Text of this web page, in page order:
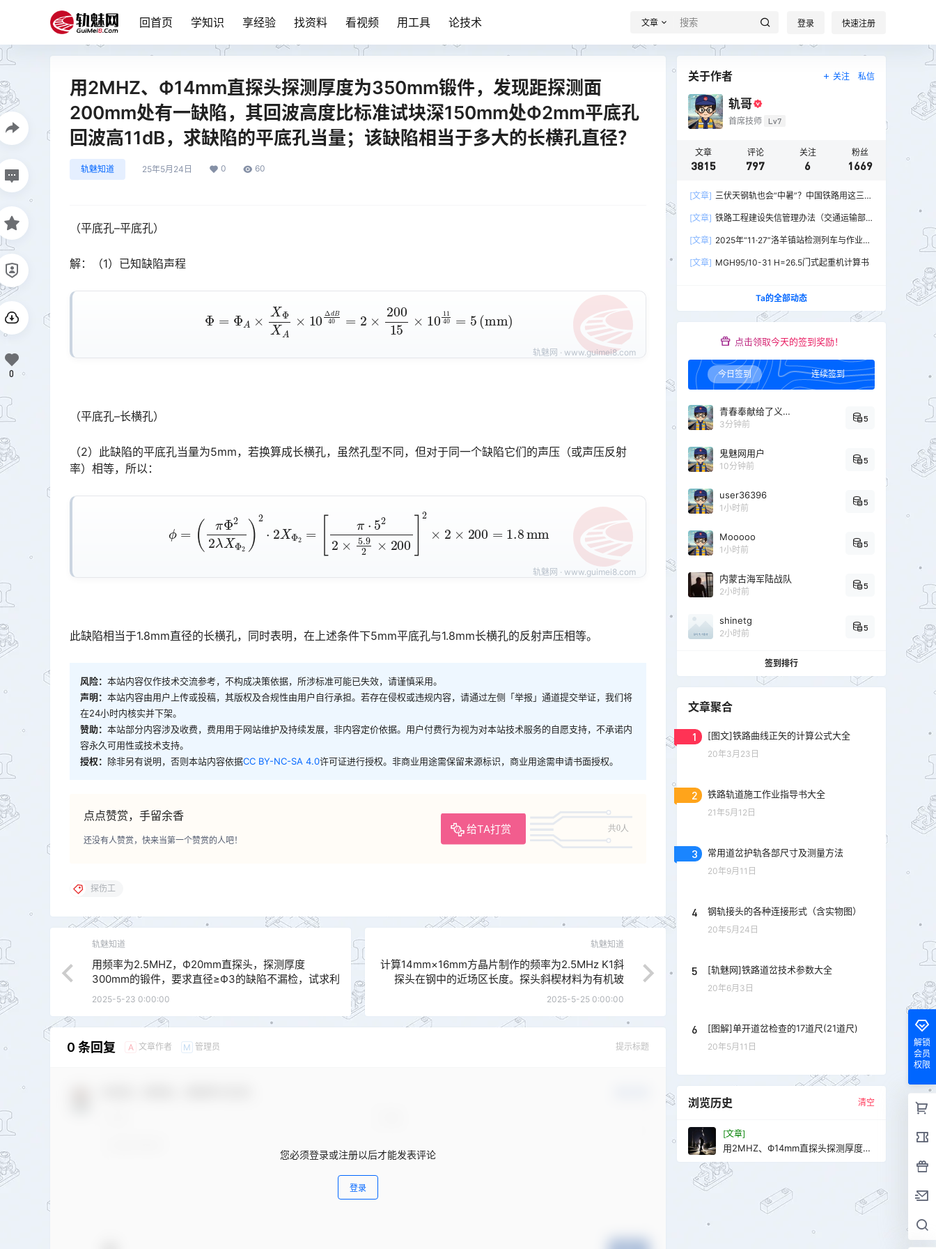
回首页 学知识 享经验 找资料 看视频 用工具 论技术 文章 登录 快速注册
用2MHZ、Ф14mm直探头探测厚度为350mm锻件，发现距探测面
200mm处有一缺陷，其回波高度比标准试块深150mm处Ф2mm平底孔
回波高11dB，求缺陷的平底孔当量；该缺陷相当于多大的长横孔直径？
轨魅知道 25年5月24日 0 60
（平底孔–平底孔）
解：（1）已知缺陷声程
Φ=ΦA×XΦXA×10ΔdB40=2×20015×101140=5(mm)
（平底孔–长横孔）
（2）此缺陷的平底孔当量为5mm，若换算成长横孔，虽然孔型不同，但对于同一个缺陷它们的声压（或声压反射
率）相等，所以：
ϕ=(πΦ22λXΦ2)2⋅2XΦ2=[π⋅522×5.92×200]2×2×200=1.8mm
此缺陷相当于1.8mm直径的长横孔，同时表明，在上述条件下5mm平底孔与1.8mm长横孔的反射声压相等。
风险： 本站内容仅作技术交流参考，不构成决策依据，所涉标准可能已失效，请谨慎采用。
声明： 本站内容由用户上传或投稿，其版权及合规性由用户自行承担。若存在侵权或违规内容，请通过左侧「举报」通道提交举证，我们将
在24小时内核实并下架。
赞助： 本站部分内容涉及收费，费用用于网站维护及持续发展，非内容定价依据。用户付费行为视为对本站技术服务的自愿支持，不承诺内
容永久可用性或技术支持。
授权： 除非另有说明，否则本站内容依据CC BY-NC-SA 4.0许可证进行授权。非商业用途需保留来源标识，商业用途需申请书面授权。
点点赞赏，手留余香
给TA打赏 共0人
还没有人赞赏，快来当第一个赞赏的人吧！
0
探伤工
轨魅知道
用频率为2.5MHZ，Ф20mm直探头，探测厚度
300mm的锻件，要求直径≥Ф3的缺陷不漏检，试求利
用工件大平底，如何调节探伤灵敏度？若改用材料与
节探伤灵敏度？
2025-5-23 0:00:00
轨魅知道
计算14mm×16mm方晶片制作的频率为2.5MHz K1斜
探头在钢中的近场区长度。探头斜楔材料为有机玻
璃。
2025-5-25 0:00:00
0 条回复 A 文章作者 M 管理员 提示标题
您必须登录或注册以后才能发表评论
登录
关于作者 关注 私信
轨哥
首席技师 Lv7
文章
3815
评论
797
关注
6
粉丝
1669
[文章] 三伏天钢轨也会“中暑”？中国铁路用这三招
[文章] 铁路工程建设失信管理办法（交通运输部
[文章] 2025年“11·27”洛羊镇站检测列车与作业人
[文章] MGH95/10-31 H=26.5门式起重机计算书
Ta的全部动态
点击领取今天的签到奖励！
今日签到 连续签到
青春奉献给了义务教育
3分钟前
5
鬼魅网用户
10分钟前
5
user36396
1小时前
5
Mooooo
1小时前
5
内蒙古海军陆战队
2小时前
5
shinetg
2小时前
5
签到排行
文章聚合
1 [图文]铁路曲线正矢的计算公式大全
20年3月23日
2 铁路轨道施工作业指导书大全
21年5月12日
3 常用道岔护轨各部尺寸及测量方法
20年9月11日
4 钢轨接头的各种连接形式（含实物图）
20年5月24日
5 [轨魅网]铁路道岔技术参数大全
20年6月3日
6 [图解]单开道岔检查的17道尺(21道尺)
20年5月11日
浏览历史 清空
[文章]
用2MHZ、Ф14mm直探头探测厚度为
350mm锻件，发现距探测面200mm
处有一缺陷，其回波高度比标准试块
深150mm处Ф2mm平底孔回波高
11dB，求缺陷的平底孔当量；该缺陷
相当于多大的长横孔直径？
解锁
会员
权限